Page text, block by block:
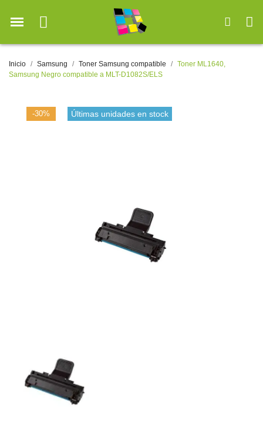
Inicio Samsung Toner Samsung compatible
Toner ML1640,
Samsung Negro compatible a MLT-D1082S/ELS
-30% Últimas unidades en stock